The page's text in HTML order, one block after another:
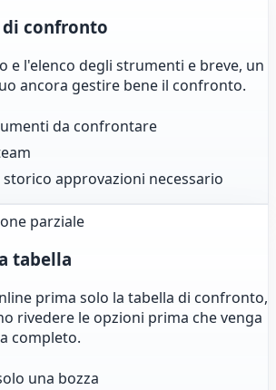
confronto
e l'elenco degli strumenti e breve, un
ancora gestire bene il confronto.
da confrontare
storico approvazioni necessario
parziale
tabella
prima solo la tabella di confronto,
rivedere le opzioni prima che venga
completo.
una bozza